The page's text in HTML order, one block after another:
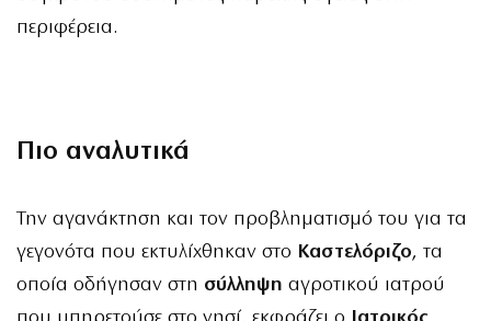
περιφέρεια.
Πιο αναλυτικά
Την αγανάκτηση και τον προβληματισμό του για τα
γεγονότα που εκτυλίχθηκαν στο Καστελόριζο, τα
οποία οδήγησαν στη σύλληψη αγροτικού ιατρού